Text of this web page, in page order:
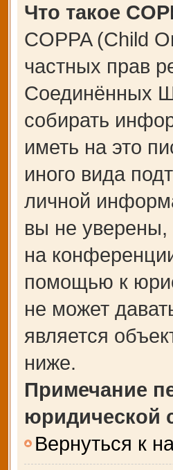
Что такое
COPPA (Child
частных прав
Соединённых
собирать
иметь на это
иного вида
личной
вы не уверены,
на
помощью к
не может
является
ниже.
Примечание
юридической
Вернуться к